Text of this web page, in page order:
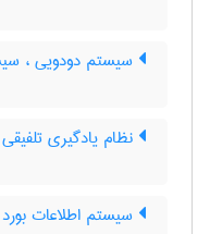
سیستم دودویی ،
نظام یادگیری تلفیقی
سیستم اطلاعات بورد